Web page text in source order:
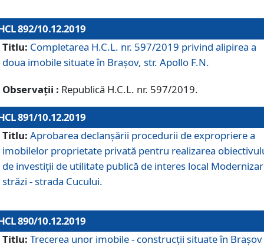
892/10.12.2019
Titlu: Completarea H.C.L. nr. 597/2019 privind alipirea a
doua imobile situate în Brașov, str. Apollo F.N.
Observații : Republică H.C.L. nr. 597/2019.
891/10.12.2019
Titlu: Aprobarea declanșării procedurii de expropriere a
imobilelor proprietate privată pentru realizarea
de investiții de utilitate publică de interes local
străzi - strada Cucului.
890/10.12.2019
Titlu: Trecerea unor imobile - construcții situate în Brașov